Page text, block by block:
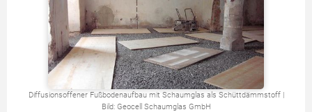
Diffusionsoffener Fußbodenaufbau mit Schaumglas als Schüttdämmstoff |
Bild: Geocell Schaumglas GmbH